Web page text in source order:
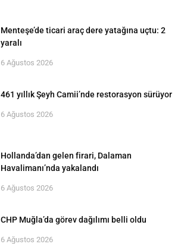
Menteşe’de ticari araç dere yatağına uçtu: 2
yaralı
6 Ağustos 2026
461 yıllık Şeyh Camii’nde restorasyon sürüyor
6 Ağustos 2026
Hollanda’dan gelen firari, Dalaman
Havalimanı’nda yakalandı
6 Ağustos 2026
CHP Muğla’da görev dağılımı belli oldu
6 Ağustos 2026